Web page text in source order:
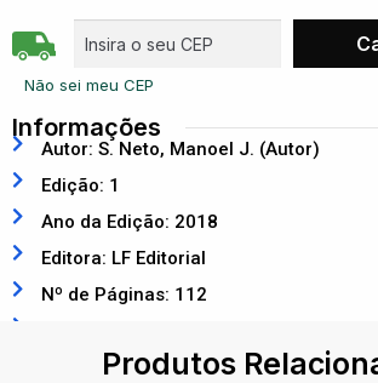
Não sei meu CEP
Informações
Autor: S. Neto, Manoel J. (Autor)
Edição: 1
Ano da Edição: 2018
Editora: LF Editorial
Nº de Páginas: 112
Produtos